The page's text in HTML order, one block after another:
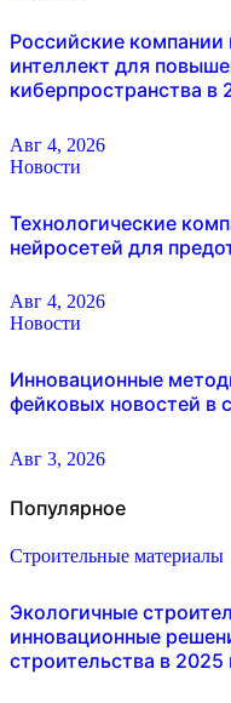
Российские компании
интеллект для
киберпространства в
Авг 4, 2026
Новости
Технологические
нейросетей для
Авг 4, 2026
Новости
Инновационные
фейковых новостей в
Авг 3, 2026
Популярное
Строительные материалы
Экологичные
инновационные
строительства в 2025